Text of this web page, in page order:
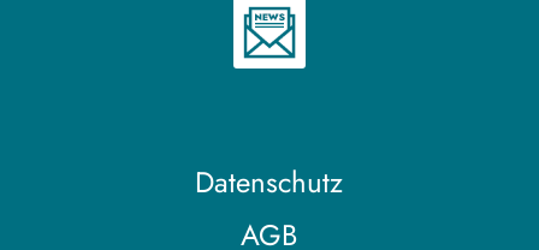
Datenschutz
AGB